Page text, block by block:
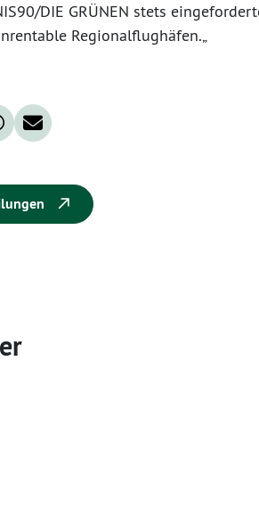
DIE GRÜNEN stets
Regionalflughäfen.„